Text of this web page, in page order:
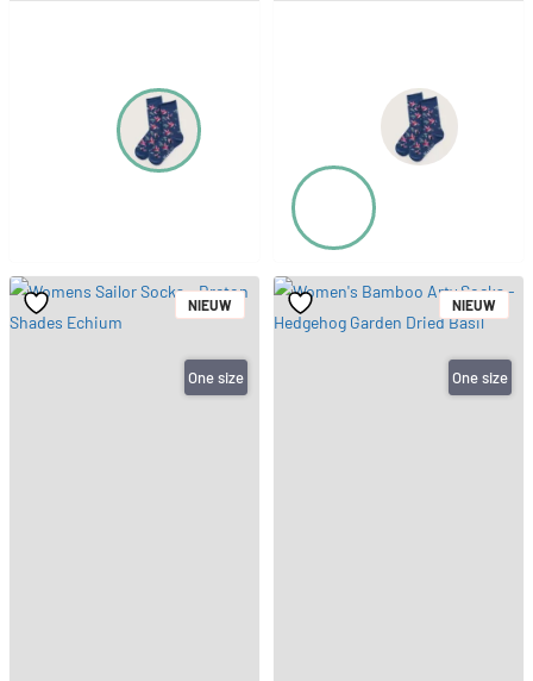
NIEUW
One size
NIEUW
One size